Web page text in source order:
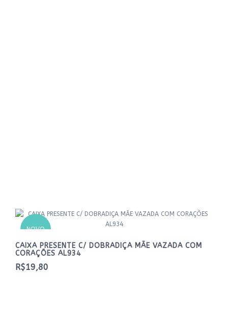
NOVO
CAIXA PRESENTE C/ DOBRADIÇA MÃE VAZADA COM
CORAÇÕES AL934
R$19,80